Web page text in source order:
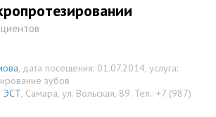
, дата посещения: 01.07.2014, услуга:
зубов
ЭСТ, Самара, ул. Вольская, 89. Тел.: +7 (987)